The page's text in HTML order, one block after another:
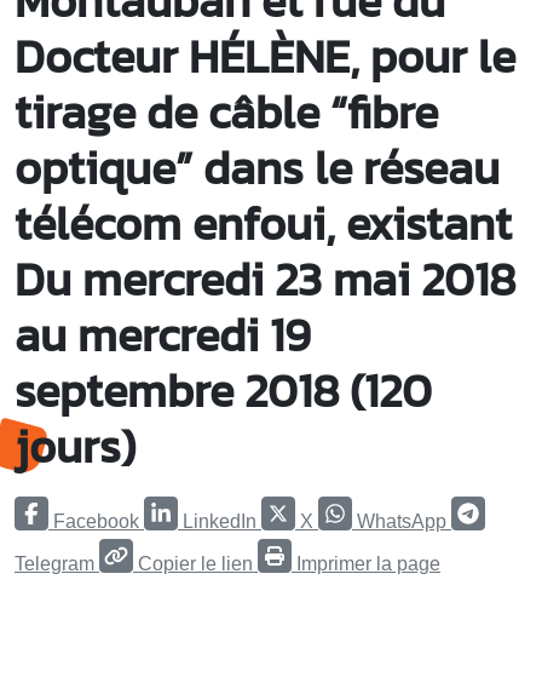
Docteur HÉLÈNE, pour le
tirage de câble “fibre
optique” dans le réseau
télécom enfoui, existant
Du mercredi 23 mai 2018
au mercredi 19
septembre 2018 (120
jours)
Facebook LinkedIn X WhatsApp
Telegram Copier le lien Imprimer la page